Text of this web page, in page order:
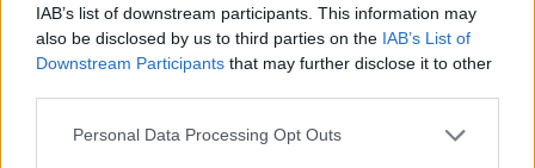
IAB’s list of downstream participants. This information may
also be disclosed by us to third parties on the IAB’s List of
Downstream Participants that may further disclose it to other
Please note that this website/app uses one or more Google
Personal Data Processing Opt Outs
«Διαβάζουμε τα τελευταία παραρτήματα:
Νικούμε. Νικούμε. Πάντα νικάει το δίκιο!»